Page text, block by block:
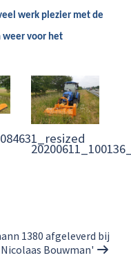
werk plezier met de
weer voor het
1380 afgeleverd bij
Nicolaas Bouwman'